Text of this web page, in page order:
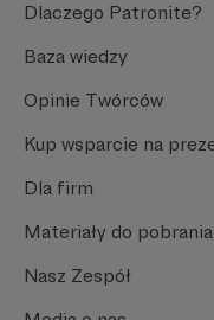
Dlaczego Patronite?
Baza wiedzy
Opinie Twórców
Kup wsparcie na
Dla firm
Materiały do pobrania
Nasz Zespół